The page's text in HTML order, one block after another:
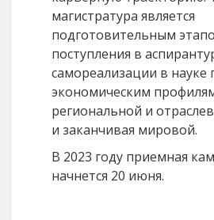
магистратура является
подготовительным
поступления в
самореализации в науке
экономическим
региональной и
и заканчивая мировой.
В 2023 году приемная
начнется 20 июня.